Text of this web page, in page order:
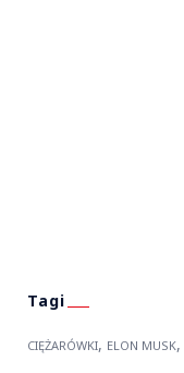
CIĘŻARÓWKI, ELON MUSK,